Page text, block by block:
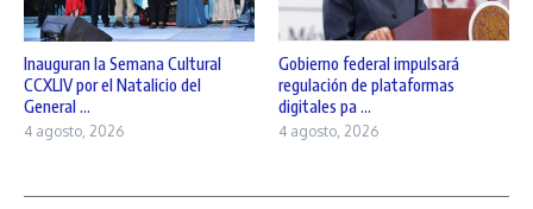
Inauguran la Semana Cultural
CCXLIV por el Natalicio del
General ...
4 agosto, 2026
Gobierno federal impulsará
regulación de plataformas
digitales pa ...
4 agosto, 2026